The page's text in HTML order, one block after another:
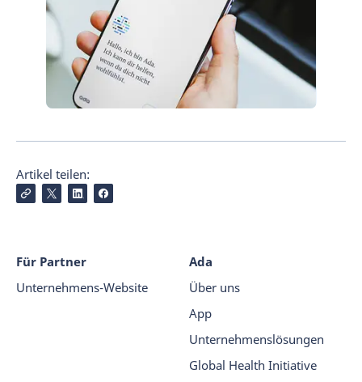
Artikel teilen:
Für Partner
Unternehmens-Website
Ada
Über uns
App
Unternehmenslösungen
Global Health Initiative